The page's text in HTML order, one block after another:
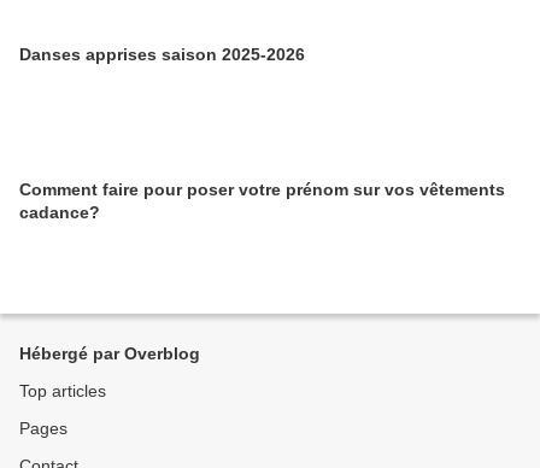
Danses apprises saison 2025-2026
Comment faire pour poser votre prénom sur vos vêtements
cadance?
Hébergé par Overblog
Top articles
Pages